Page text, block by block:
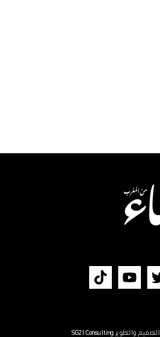
SG2I Consulting